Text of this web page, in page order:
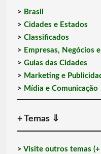
> Brasil
> Cidades e Estados
> Classificados
> Empresas, Negócios
> Guias das Cidades
> Marketing e
> Mídia e Comunicação
+ Temas⇓
> Visite outros temas